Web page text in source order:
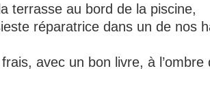
terrasse au bord de la piscine,
réparatrice dans un de nos
avec un bon livre, à l’ombre